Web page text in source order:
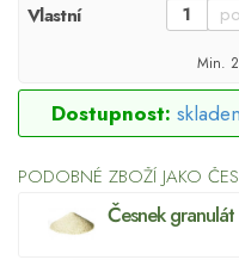
Vlastní
Min.
Dostupnost:
PODOBNÉ ZBOŽÍ JAKO
Česnek granulát